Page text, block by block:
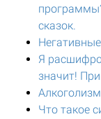
сказок.
Я
значит!
Что такое